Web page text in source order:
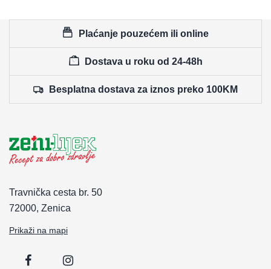
Plaćanje pouzećem ili online
Dostava u roku od 24-48h
Besplatna dostava za iznos preko 100KM
Travnička cesta br. 50
72000, Zenica
Prikaži na mapi